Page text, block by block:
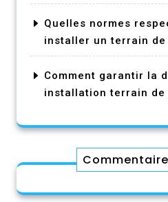
Quelles normes
installer un terrain de
Comment garantir la
installation terrain de